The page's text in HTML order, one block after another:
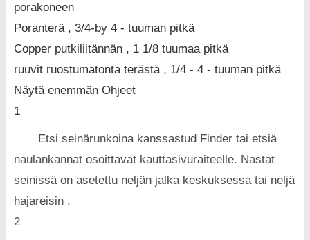
porakoneen
Poranterä , 3/4-by 4 - tuuman pitkä
Copper putkiliitännän , 1 1/8 tuumaa pitkä
ruuvit ruostumatonta terästä , 1/4 - 4 - tuuman pitkä
Näytä enemmän Ohjeet
1
Etsi seinärunkoina kanssastud Finder tai etsiä
naulankannat osoittavat kauttasivuraiteelle. Nastat
seinissä on asetettu neljän jalka keskuksessa tai neljä
hajareisin .
2